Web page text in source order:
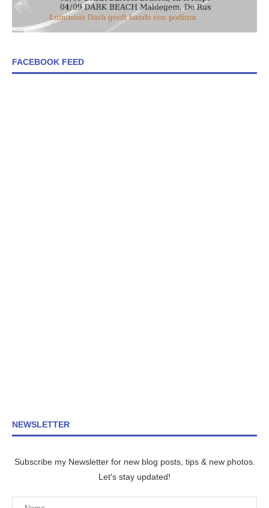
FACEBOOK FEED
NEWSLETTER
Subscribe my Newsletter for new blog posts, tips & new photos.
Let's stay updated!